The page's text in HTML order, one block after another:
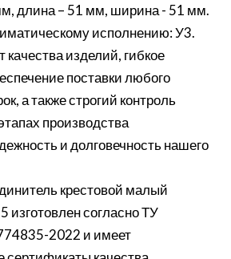
длина – 51 мм, ширина - 51 мм.
исполнению: У3.
качества изделий, гибкое
поставки любого
а также строгий контроль
производства
и долговечность нашего
крестовой малый
согласно ТУ
2022 и имеет